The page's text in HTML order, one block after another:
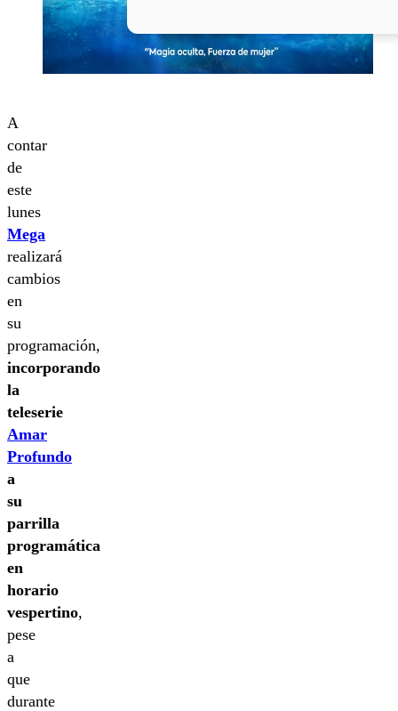
A
contar
de
este
lunes
Mega
realizará
cambios
en
su
programación,
incorporando
la
teleserie
Amar
Profundo
a
su
parrilla
programática
en
horario
vespertino,
pese
a
que
durante